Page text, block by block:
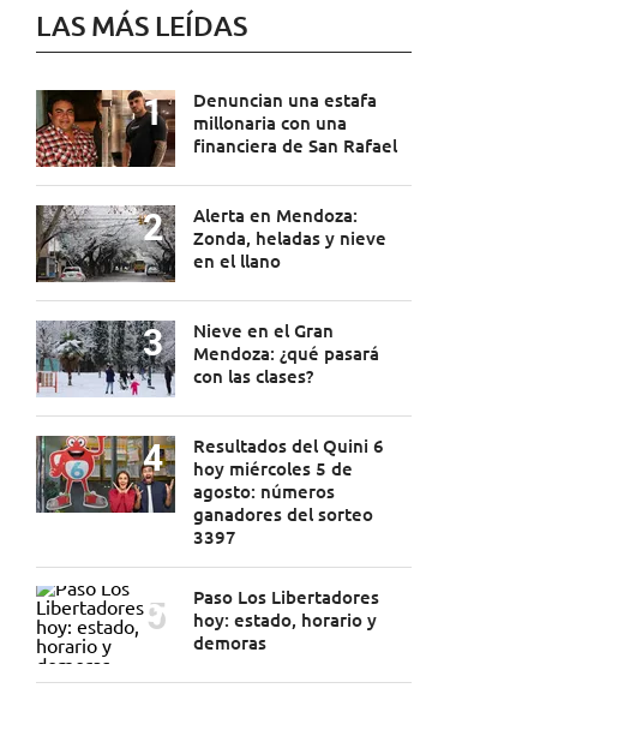
LAS MÁS LEÍDAS
Denuncian una estafa
millonaria con una
financiera de San Rafael
Alerta en Mendoza:
Zonda, heladas y nieve
en el llano
Nieve en el Gran
Mendoza: ¿qué pasará
con las clases?
Resultados del Quini 6
hoy miércoles 5 de
agosto: números
ganadores del sorteo
3397
Paso Los Libertadores
hoy: estado, horario y
demoras